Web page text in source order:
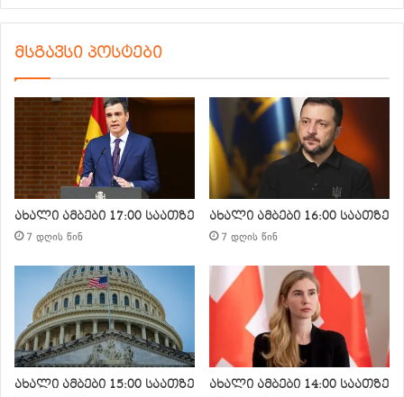
მსგავსი პოსტები
ახალი ამბები 17:00 საათზე
7 დღის წინ
ახალი ამბები 16:00 საათზე
7 დღის წინ
ახალი ამბები 15:00 საათზე ახალი ამბები 14:00 საათზე